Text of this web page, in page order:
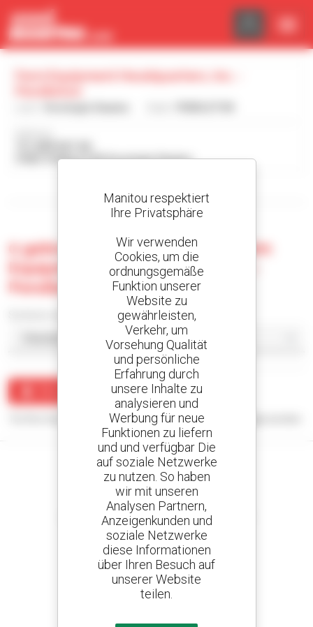
97801 PENDLETON Vereinigte Staaten
0 gebrauchte Maschine bei Farm
Equipment Headquarters, Inc. -
Benachrichtigung erstellen
Für Ihre Suchanfrage konnten keine Ergebnisse angezeigt werden.
Kreieren Sie Ihre Benachrichtigungen
und erhalten Sie Anzeigen für Gebrauchtmaterial
800 vertragshändler
Manitou weltweit
Cookie-Einstellungen
Manitou respektiert
Ihre Privatsphäre
Wir verwenden
Cookies, um die
ordnungsgemäße
Funktion unserer
Website zu
gewährleisten,
Verkehr, um
Vorsehung Qualität
und persönliche
Erfahrung durch
unsere Inhalte zu
analysieren und
Werbung für neue
Funktionen zu liefern
und und verfügbar Die
auf soziale Netzwerke
zu nutzen. So haben
wir mit unseren
Analysen Partnern,
Anzeigenkunden und
soziale Netzwerke
diese Informationen
über Ihren Besuch auf
unserer Website
teilen.